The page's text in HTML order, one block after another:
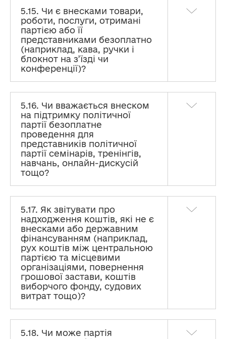
5.15. Чи є внесками товари,
роботи, послуги, отримані
партією або її
представниками безоплатно
(наприклад, кава, ручки і
блокнот на з’їзді чи
конференції)?
5.16. Чи вважається внеском
на підтримку політичної
партії безоплатне
проведення для
представників політичної
партії семінарів, тренінгів,
навчань, онлайн-дискусій
тощо?
5.17. Як звітувати про
надходження коштів, які не є
внесками або державним
фінансуванням (наприклад,
рух коштів між центральною
партією та місцевими
організаціями, повернення
грошової застави, коштів
виборчого фонду, судових
витрат тощо)?
5.18. Чи може партія